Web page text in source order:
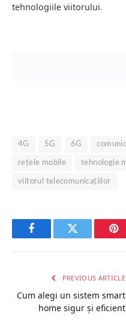
tehnologiile viitorului.
4G 5G 6G
rețele mobile tehnologie
viitorul telecomunicațiilor
FacebookTwitter
PREVIOUS ARTICLE
Cum alegi un sistem smart
home sigur și eficient